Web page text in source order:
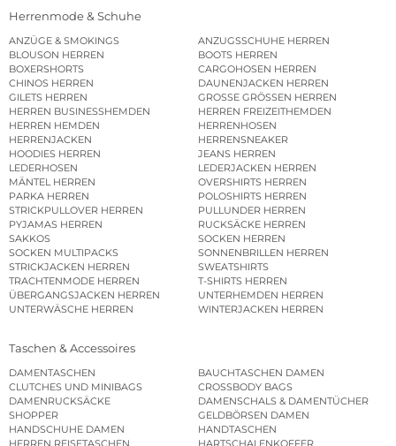
Herrenmode & Schuhe
ANZÜGE & SMOKINGS
ANZUGSSCHUHE HERREN
BLOUSON HERREN
BOOTS HERREN
BOXERSHORTS
CARGOHOSEN HERREN
CHINOS HERREN
DAUNENJACKEN HERREN
GILETS HERREN
GROSSE GRÖSSEN HERREN
HERREN BUSINESSHEMDEN
HERREN FREIZEITHEMDEN
HERREN HEMDEN
HERRENHOSEN
HERRENJACKEN
HERRENSNEAKER
HOODIES HERREN
JEANS HERREN
LEDERHOSEN
LEDERJACKEN HERREN
MÄNTEL HERREN
OVERSHIRTS HERREN
PARKA HERREN
POLOSHIRTS HERREN
STRICKPULLOVER HERREN
PULLUNDER HERREN
PYJAMAS HERREN
RUCKSÄCKE HERREN
SAKKOS
SOCKEN HERREN
SOCKEN MULTIPACKS
SONNENBRILLEN HERREN
STRICKJACKEN HERREN
SWEATSHIRTS
TRACHTENMODE HERREN
T-SHIRTS HERREN
ÜBERGANGSJACKEN HERREN
UNTERHEMDEN HERREN
UNTERWÄSCHE HERREN
WINTERJACKEN HERREN
Taschen & Accessoires
DAMENTASCHEN
BAUCHTASCHEN DAMEN
CLUTCHES UND MINIBAGS
CROSSBODY BAGS
DAMENRUCKSÄCKE
DAMENSCHALS & DAMENTÜCHER
SHOPPER
GELDBÖRSEN DAMEN
HANDSCHUHE DAMEN
HANDTASCHEN
HERREN REISETASCHEN
HARTSCHALENKOFFER